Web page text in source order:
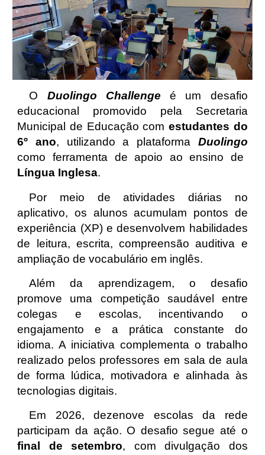
O Duolingo Challenge é um desafio
educacional promovido pela Secretaria
Municipal de Educação com estudantes do
6º ano, utilizando a plataforma Duolingo
como ferramenta de apoio ao ensino de
Língua Inglesa.
Por meio de atividades diárias no
aplicativo, os alunos acumulam pontos de
experiência (XP) e desenvolvem habilidades
de leitura, escrita, compreensão auditiva e
ampliação de vocabulário em inglês.
Além da aprendizagem, o desafio
promove uma competição saudável entre
colegas e escolas, incentivando o
engajamento e a prática constante do
idioma. A iniciativa complementa o trabalho
realizado pelos professores em sala de aula
de forma lúdica, motivadora e alinhada às
tecnologias digitais.
Em 2026, dezenove escolas da rede
participam da ação. O desafio segue até o
final de setembro, com divulgação dos